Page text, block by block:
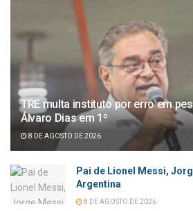
TRE multa instituto por erro em
Álvaro Dias em 1º
8 DE AGOSTO DE 2026
Pai de Lionel Messi,
Argentina
8 DE AGOSTO DE 2026